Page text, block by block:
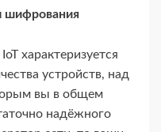
шифрования
характеризуется
устройств, над
вы в общем
надёжного